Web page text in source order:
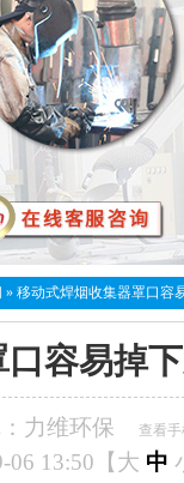
» 移动式焊烟收集器罩口容
容易掉
力维环保 查看
06 13:50【大 中